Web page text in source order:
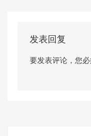
发表回复
要发表评论，您